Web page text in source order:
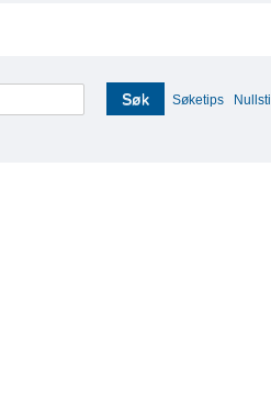
Søk Søketips Nullstill